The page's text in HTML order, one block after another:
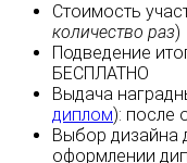
Стоимость
количество раз)
Подведение
БЕСПЛАТНО
Выдача
диплом): после
Выбор дизайна
оформлении